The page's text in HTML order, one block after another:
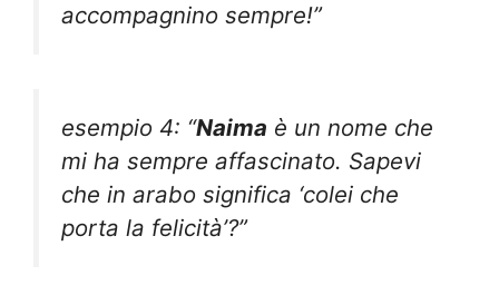
accompagnino sempre!”
esempio 4: “Naima è un nome che
mi ha sempre affascinato. Sapevi
che in arabo significa ‘colei che
porta la felicità’?”